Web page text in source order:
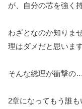
が、自分の芯を強く
わざとなのか知りま
理はダメだと思います
そんな総理が衝撃の
2章になってもう誰